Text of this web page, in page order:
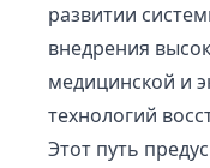
развитии
внедрения
медицинской и
технологий
Этот путь